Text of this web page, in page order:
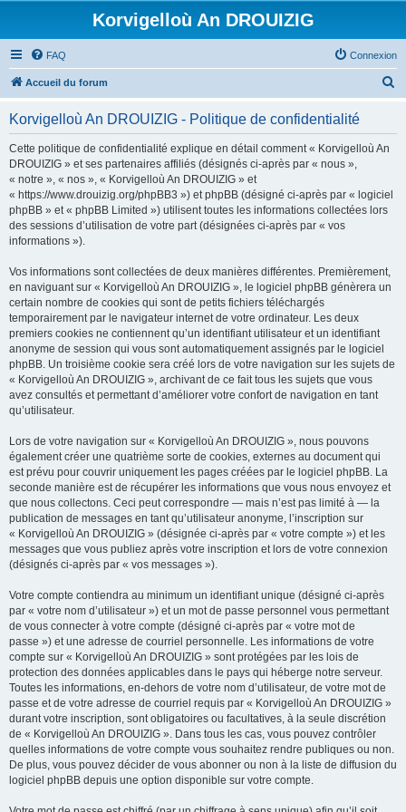
Korvigelloù An DROUIZIG
FAQ Connexion
Accueil du forum
Korvigelloù An DROUIZIG - Politique de confidentialité
Cette politique de confidentialité explique en détail comment « Korvigelloù An
DROUIZIG » et ses partenaires affiliés (désignés ci-après par « nous »,
« notre », « nos », « Korvigelloù An DROUIZIG » et
« https://www.drouizig.org/phpBB3 ») et phpBB (désigné ci-après par « logiciel
phpBB » et « phpBB Limited ») utilisent toutes les informations collectées lors
des sessions d’utilisation de votre part (désignées ci-après par « vos
informations »).
Vos informations sont collectées de deux manières différentes. Premièrement,
en naviguant sur « Korvigelloù An DROUIZIG », le logiciel phpBB génèrera un
certain nombre de cookies qui sont de petits fichiers téléchargés
temporairement par le navigateur internet de votre ordinateur. Les deux
premiers cookies ne contiennent qu’un identifiant utilisateur et un identifiant
anonyme de session qui vous sont automatiquement assignés par le logiciel
phpBB. Un troisième cookie sera créé lors de votre navigation sur les sujets de
« Korvigelloù An DROUIZIG », archivant de ce fait tous les sujets que vous
avez consultés et permettant d’améliorer votre confort de navigation en tant
qu’utilisateur.
Lors de votre navigation sur « Korvigelloù An DROUIZIG », nous pouvons
également créer une quatrième sorte de cookies, externes au document qui
est prévu pour couvrir uniquement les pages créées par le logiciel phpBB. La
seconde manière est de récupérer les informations que vous nous envoyez et
que nous collectons. Ceci peut correspondre — mais n’est pas limité à — la
publication de messages en tant qu’utilisateur anonyme, l’inscription sur
« Korvigelloù An DROUIZIG » (désignée ci-après par « votre compte ») et les
messages que vous publiez après votre inscription et lors de votre connexion
(désignés ci-après par « vos messages »).
Votre compte contiendra au minimum un identifiant unique (désigné ci-après
par « votre nom d’utilisateur ») et un mot de passe personnel vous permettant
de vous connecter à votre compte (désigné ci-après par « votre mot de
passe ») et une adresse de courriel personnelle. Les informations de votre
compte sur « Korvigelloù An DROUIZIG » sont protégées par les lois de
protection des données applicables dans le pays qui héberge notre serveur.
Toutes les informations, en-dehors de votre nom d’utilisateur, de votre mot de
passe et de votre adresse de courriel requis par « Korvigelloù An DROUIZIG »
durant votre inscription, sont obligatoires ou facultatives, à la seule discrétion
de « Korvigelloù An DROUIZIG ». Dans tous les cas, vous pouvez contrôler
quelles informations de votre compte vous souhaitez rendre publiques ou non.
De plus, vous pouvez décider de vous abonner ou non à la liste de diffusion du
logiciel phpBB depuis une option disponible sur votre compte.